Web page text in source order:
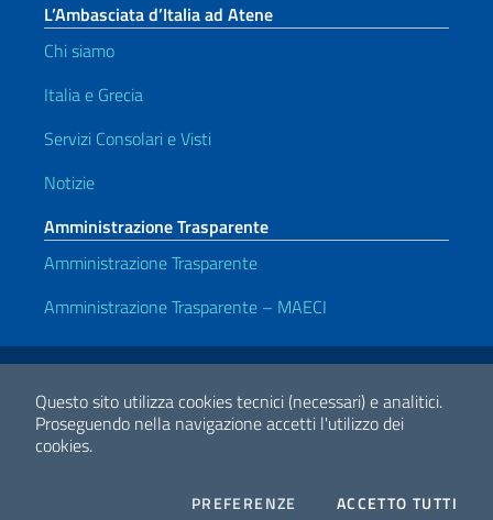
Questo sito utilizza cookies tecnici (necessari) e analitici.
Proseguendo nella navigazione accetti l'utilizzo dei
cookies.
PREFERENZE COOKIESACCETTO TUTTI
L’Ambasciata d’Italia ad Atene
Chi siamo
Italia e Grecia
Servizi Consolari e Visti
Notizie
Amministrazione Trasparente
Amministrazione Trasparente
Amministrazione Trasparente – MAECI
Link Utili